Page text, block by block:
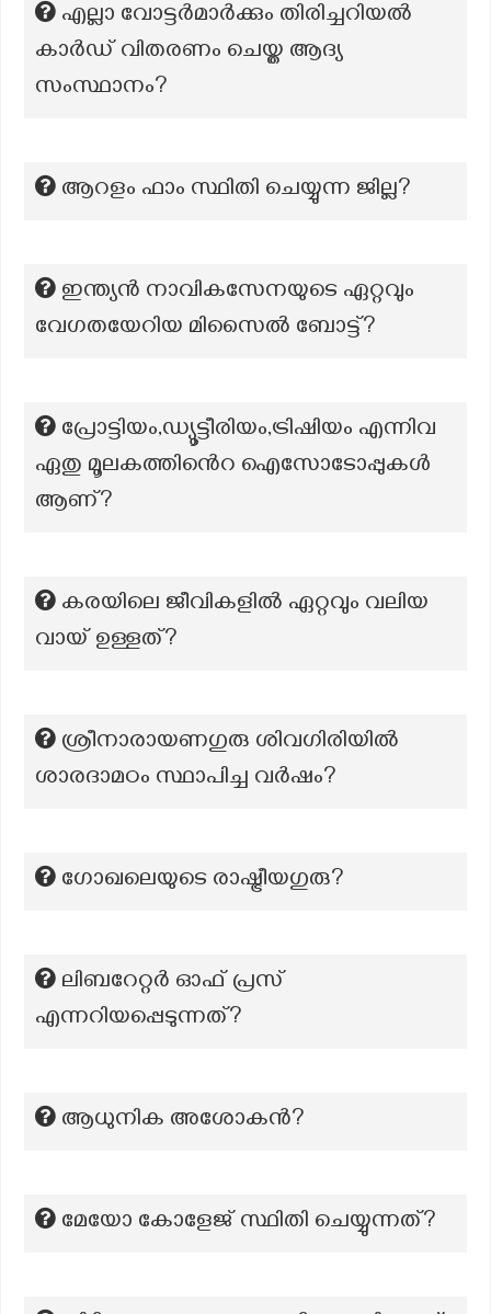
എല്ലാ വോട്ടർമാർക്കും തിരിച്ചറിയൽ
കാർഡ് വിതരണം ചെയ്ത ആദ്യ
സംസ്ഥാനം?
ആറളം ഫാം സ്ഥിതി ചെയ്യുന്ന ജില്ല?
ഇന്ത്യൻ നാവികസേനയുടെ ഏറ്റവും
വേഗതയേറിയ മിസൈൽ ബോട്ട്?
പ്രോട്ടിയം,ഡ്യൂട്ടീരിയം,ട്രിഷിയം എന്നിവ
ഏതു മൂലകത്തിൻെറ ഐസോടോപ്പുകൾ
ആണ്?
കരയിലെ ജീവികളിൽ ഏറ്റവും വലിയ
വായ് ഉള്ളത്?
ശ്രീനാരായണഗുരു ശിവഗിരിയിൽ
ശാരദാമഠം സ്ഥാപിച്ച വർഷം?
ഗോഖലെയുടെ രാഷ്ട്രീയഗുരു?
ലിബറേറ്റർ ഓഫ് പ്രസ്
എന്നറിയപ്പെടുന്നത്?
ആധുനിക അശോകൻ?
മേയോ കോളേജ്‌ സ്ഥിതി ചെയ്യുന്നത്?